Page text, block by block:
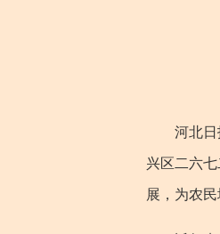
河北日报
兴区二六
展，为农